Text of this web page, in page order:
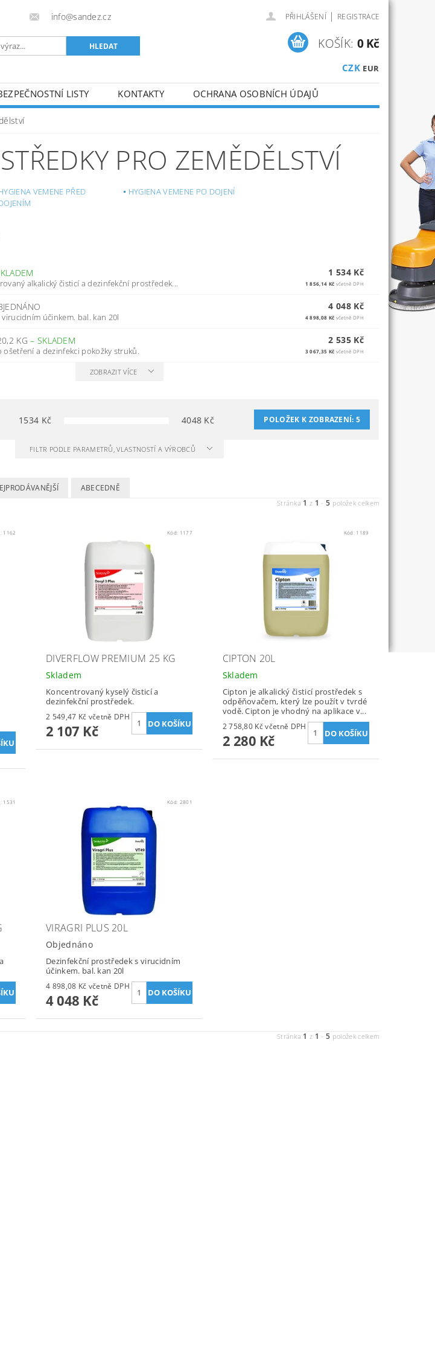
info@sandez.cz PŘIHLÁŠENÍ | REGISTRACE
CZK EUR
KOŠÍK: 0 Kč
LISTY KONTAKTY OCHRANA OSOBNÍCH ÚDAJŮ
PRO ZEMĚDĚLSTVÍ
VEMENE PŘED
HYGIENA VEMENE PO DOJENÍ
alkalický čisticí a dezinfekční prostředek...
1 534 Kč
1 856,14 Kč včetně DPH
účinkem. bal. kan 20l
4 048 Kč
4 898,08 Kč včetně DPH
KG– SKLADEM
a dezinfekci pokožky struků.
2 535 Kč
3 067,35 Kč včetně DPH
ZOBRAZIT VÍCE
1534 Kč 4048 Kč POLOŽEK K ZOBRAZENÍ:5
FILTR PODLE PARAMETRŮ, VLASTNOSTÍ A VÝROBCŮ
ABECEDNĚ
Stránka 1 z 1 -5 položek celkem
1162 Kód: 1177
DIVERFLOW PREMIUM 25 KG
Skladem
Koncentrovaný kyselý čisticí a
dezinfekční prostředek.
2 549,47 Kč včetně DPH
2 107 Kč
Kód: 1189
CIPTON 20L
Skladem
Cipton je alkalický čisticí prostředek s
odpěňovačem, který lze použít v tvrdé
vodě. Cipton je vhodný na aplikace v...
2 758,80 Kč včetně DPH
2 280 Kč
1531 Kód: 2801
VIRAGRI PLUS 20L
Objednáno
Dezinfekční prostředek s virucidním
účinkem. bal. kan 20l
4 898,08 Kč včetně DPH
4 048 Kč
Stránka 1 z 1 -5 položek celkem